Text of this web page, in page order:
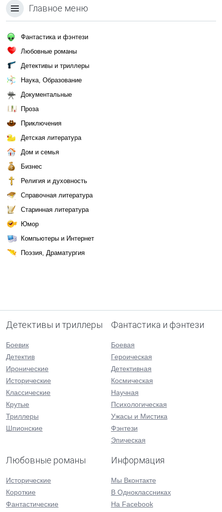
Главное меню
Фантастика и фэнтези
Любовные романы
Детективы и триллеры
Наука, Образование
Документальные
Проза
Приключения
Детская литература
Дом и семья
Бизнес
Религия и духовность
Справочная литература
Старинная литература
Юмор
Компьютеры и Интернет
Поэзия, Драматургия
Детективы и триллеры
Боевик
Детектив
Иронические
Исторические
Классические
Крутые
Триллеры
Шпионские
Фантастика и фэнтези
Боевая
Героическая
Детективная
Космическая
Научная
Психологическая
Ужасы и Мистика
Фэнтези
Эпическая
Любовные романы
Исторические
Короткие
Фантастические
Информация
Мы Вконтакте
В Одноклассниках
На Facebook